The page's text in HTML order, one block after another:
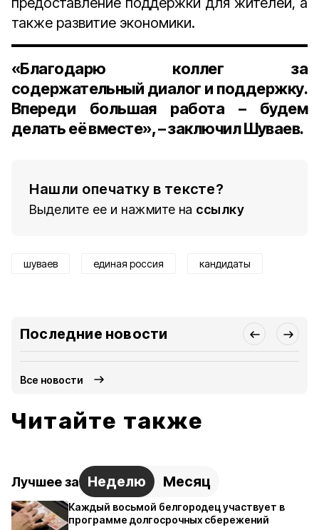
также развитие экономики.
«Благодарю коллег за
содержательный диалог и поддержку.
Впереди большая работа – будем
делать её вместе», – заключил Шуваев.
Нашли опечатку в тексте?
Выделите ее и нажмите на ссылку
шуваев единая россия кандидаты
Последние новости
Все новости
Читайте также
Лучшее за Неделю Месяц
Каждый восьмой белгородец участвует в
программе долгосрочных сбережений